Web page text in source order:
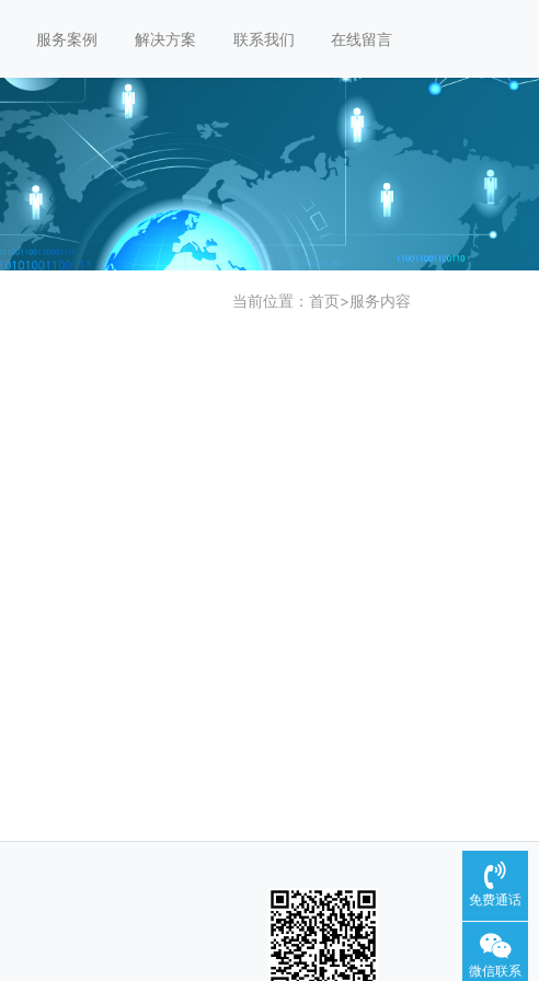
服务案例 解决方案 联系我们 在线留言
当前位置： 首页>服务内容
免费通话
微信联系